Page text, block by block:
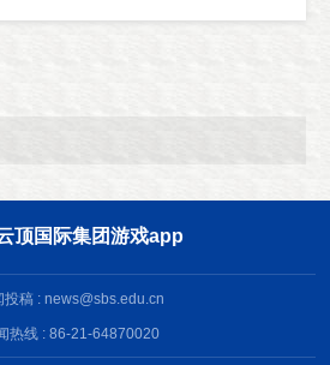
顶国际集团游戏app
投稿 : news@sbs.edu.cn
热线 : 86-21-64870020